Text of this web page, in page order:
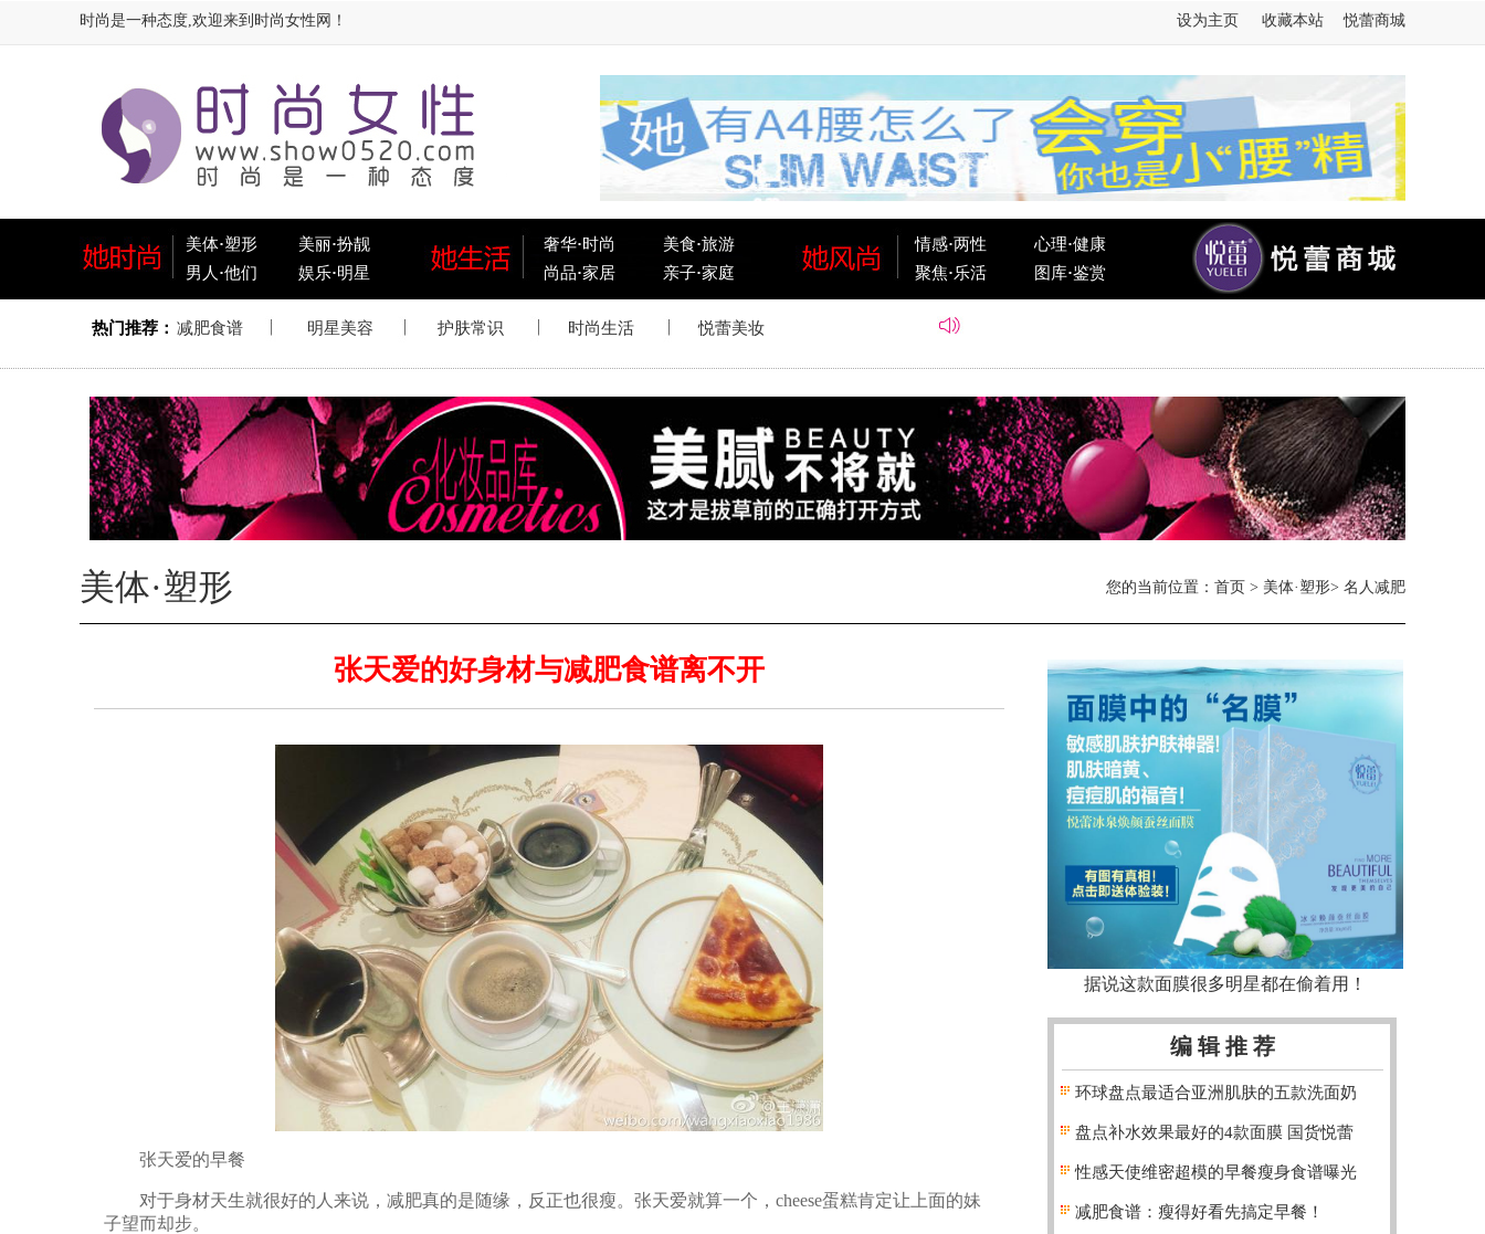
时尚是一种态度,欢迎来到时尚女性网！ 设为主页 收藏本站 悦蕾商城
美体·塑形 美丽·扮靓
男人 ·他们 娱乐·明星
奢华·时尚 美食·旅游
尚品·家居 亲子·家庭
情感·两性 心理·健康
聚焦·乐活 图库·鉴赏
美体·塑形 您的当前位置： 首页 > 美体·塑形> 名人减肥
张天爱的好身材与减肥食谱离不开
张天爱的早餐
对于身材天生就很好的人来说，减肥真的是随缘，反正也很瘦。张天爱就算一个，cheese蛋糕肯定让上面的妹
子望而却步。